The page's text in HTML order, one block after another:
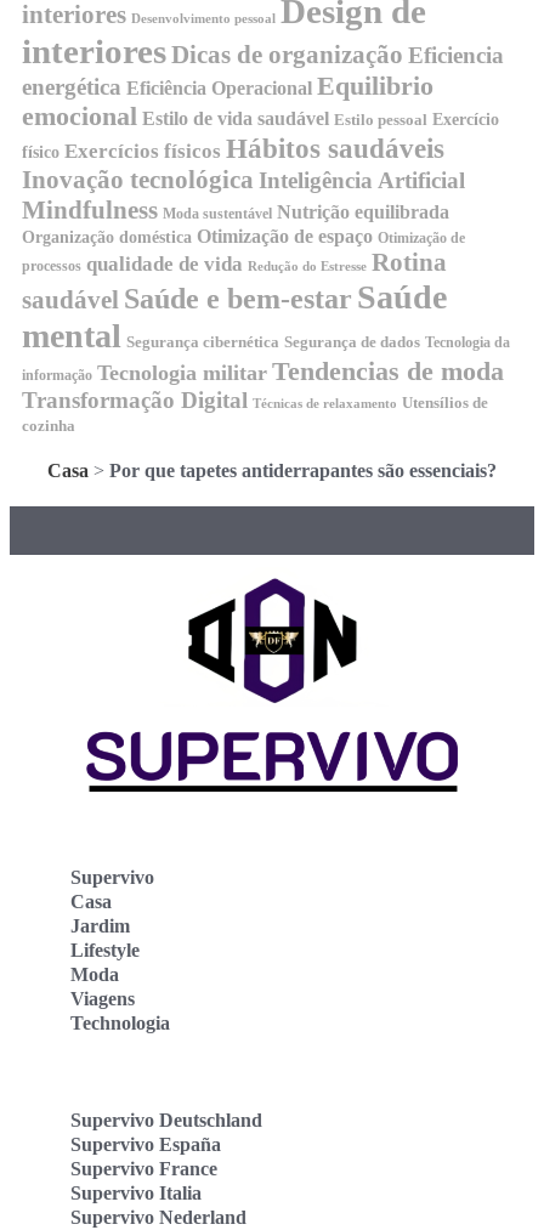
interiores Desenvolvimento pessoal
Design de
interioresDicas de organização Eficiencia
energética Eficiência Operacional Equilibrio
emocional Estilo de vida saudável Estilo pessoal Exercício
físico Exercícios físicos Hábitos saudáveis
Inovação tecnológica Inteligência Artificial
Mindfulness Moda sustentável Nutrição equilibrada
Organização doméstica Otimização de espaço Otimização de
processos qualidade de vida Redução do Estresse Rotina
saudável Saúde e bem-estar Saúde
mental Segurança cibernética Segurança de dados Tecnologia da
informação Tecnologia militar Tendencias de moda
Transformação Digital Técnicas de relaxamento Utensílios de
cozinha
Casa > Por que tapetes antiderrapantes são essenciais?
Supervivo
Casa
Jardim
Lifestyle
Moda
Viagens
Technologia
Supervivo Deutschland
Supervivo España
Supervivo France
Supervivo Italia
Supervivo Nederland